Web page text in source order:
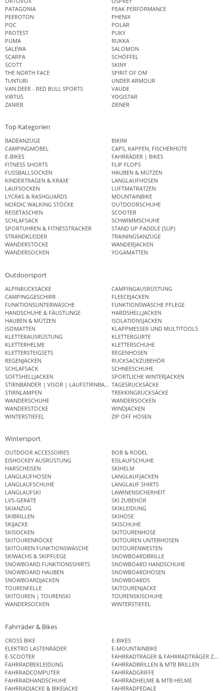
PATAGONIA
PEAK PERFORMANCE
PEEROTON
PHENIX
POC
POLAR
PROTEST
PUKY
PUMA
RUKKA
SALEWA
SALOMON
SCARPA
SCHÖFFEL
SCOTT
SKINY
THE NORTH FACE
SPIRIT OF OM
TUNTURI
UNDER ARMOUR
VAN DEER - RED BULL SPORTS
VAUDE
VIRTUS
YOGISTAR
ZANIER
ZIENER
Top Kategorien
BADEANZÜGE
BIKINI
CAMPINGMÖBEL
CAPS, KAPPEN, FISCHERHÜTE
E-BIKES
FAHRRÄDER | BIKES
FITNESS SHORTS
FLIP FLOPS
FUSSBALLSOCKEN
HAUBEN & MÜTZEN
KINDERTRAGEN & KRAXE
LANGLAUFHOSEN
LAUFSOCKEN
LUFTMATRATZEN
LYCRAS & RASHGUARDS
MOUNTAINBIKE
NORDIC WALKING STÖCKE
OUTDOORSCHUHE
REISETASCHEN
SCOOTER
SCHLAFSACK
SCHWIMMSCHUHE
SPORTUHREN & FITNESSTRACKER
STAND UP PADDLE (SUP)
STRANDKLEIDER
TRAININGSANZÜGE
WANDERSTÖCKE
WANDERJACKEN
WANDERSOCKEN
YOGAMATTEN
Outdoorsport
ALPINRUCKSÄCKE
CAMPINGAUSRÜSTUNG
CAMPINGGESCHIRR
FLEECEJACKEN
FUNKTIONSUNTERWÄSCHE
FUNKTIONSWÄSCHE PFLEGE
HANDSCHUHE & FÄUSTLINGE
HARDSHELLJACKEN
HAUBEN & MÜTZEN
ISOLATIONSJACKEN
ISOMATTEN
KLAPPMESSER UND MULTITOOLS
KLETTERAUSRÜSTUNG
KLETTERGURTE
KLETTERHELME
KLETTERSCHUHE
KLETTERSTEIGSETS
REGENHOSEN
REGENJACKEN
RUCKSACKZUBEHÖR
SCHLAFSACK
SCHNEESCHUHE
SOFTSHELLJACKEN
SPORTLICHE WINTERJACKEN
STIRNBÄNDER | VISOR | LAUFSTIRNBANDTAGESRUCKSÄCKE
STIRNLAMPEN
TREKKINGRUCKSÄCKE
WANDERSCHUHE
WANDERSOCKEN
WANDERSTÖCKE
WINDJACKEN
WINTERSTIEFEL
ZIP OFF HOSEN
Wintersport
OUTDOOR ACCESSOIRES
BOB & RODEL
EISHOCKEY AUSRÜSTUNG
EISLAUFSCHUHE
HARSCHEISEN
SKIHELM
LANGLAUFHOSEN
LANGLAUFJACKEN
LANGLAUFSCHUHE
LANGLAUF SHIRTS
LANGLAUFSKI
LAWINENSICHERHEIT
LVS-GERÄTE
SKI ZUBEHÖR
SKIANZUG
SKIKLEIDUNG
SKIBRILLEN
SKIHOSE
SKIJACKE
SKISCHUHE
SKISOCKEN
SKITOURENHOSE
SKITOURENRÖCKE
SKITOUREN UNTERHOSEN
SKITOUREN FUNKTIONSWÄSCHE
SKITOURENWESTEN
SKIWACHS & SKIPFLEGE
SNOWBOARDBRILLE
SNOWBOARD FUNKTIONSSHIRTS
SNOWBOARD HANDSCHUHE
SNOWBOARD HAUBEN
SNOWBOARDHOSEN
SNOWBOARDJACKEN
SNOWBOARDS
TOURENFELLE
SKITOURENJACKE
SKITOUREN | TOURENSKI
TOURENSKISCHUHE
WANDERSOCKEN
WINTERSTIEFEL
Fahrräder & Bikes
CROSS BIKE
E-BIKES
ELEKTRO LASTENRÄDER
E-MOUNTAINBIKE
E-SCOOTER
FAHRRADTRÄGER & FAHRRADTRÄGER
FAHRRADBEKLEIDUNG
FAHRRADBRILLEN & MTB BRILLEN
FAHRRADCOMPUTER
FAHRRADGRIFFE
FAHRRADHANDSCHUHE
FAHRRADHELME & MTB HELME
FAHRRADJACKE & BIKEJACKE
FAHRRADPEDALE